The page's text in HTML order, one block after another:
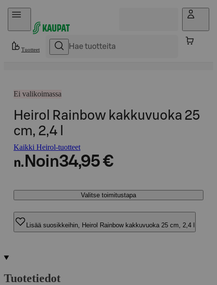
Hyppää sisältöön
Tuotteet
Ei valikoimassa
Heirol Rainbow kakkuvuoka 25
cm, 2,4 l
Kaikki Heirol-tuotteet
n. Noin34,95 €
Valitse toimitustapa
Lisää suosikkeihin, Heirol Rainbow kakkuvuoka 25 cm, 2,4 l
Tuotetiedot